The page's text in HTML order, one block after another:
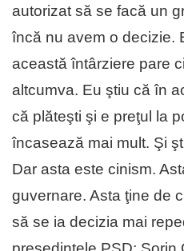
autorizat să se facă un
încă nu avem o decizie.
această întârziere pare
altcumva. Eu ştiu că în
că plăteşti şi e preţul la
încasează mai mult. Şi
Dar asta este cinism.
guvernare. Asta ţine de
să se ia decizia mai